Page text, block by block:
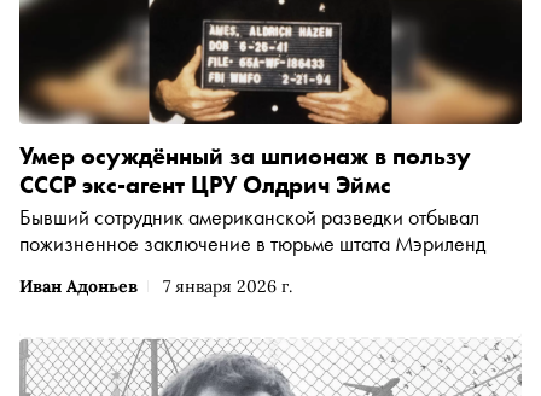
Иван Адоньев 7 января 2026 г.
Умер осуждённый за шпионаж в пользу
СССР экс-агент ЦРУ Олдрич Эймс
Бывший сотрудник американской разведки отбывал
пожизненное заключение в тюрьме штата Мэриленд